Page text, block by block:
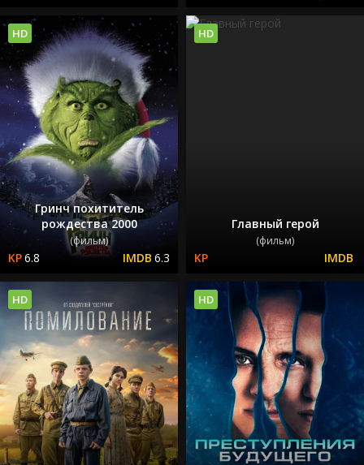
Гринч похититель
рождества 2000
(фильм)
6.8 6.3
HD
Главный герой
(фильм)
HD
HD HD